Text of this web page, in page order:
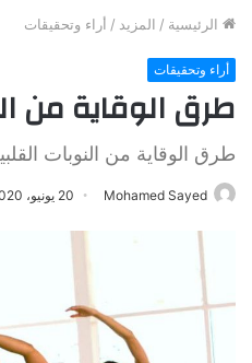
الرئيسية / المزيد / أراء وتحقيقات
أراء وتحقيقات
طرق الوقاية من
طرق الوقاية من النوبات
Mohamed Sayed 20 يونيو، 2020